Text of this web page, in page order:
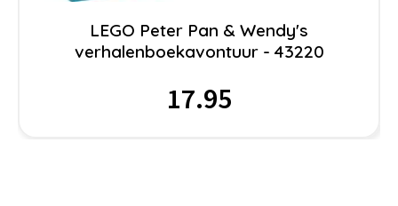
LEGO Peter Pan & Wendy's
verhalenboekavontuur - 43220
17.95